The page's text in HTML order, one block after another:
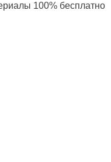
100% бесплатно